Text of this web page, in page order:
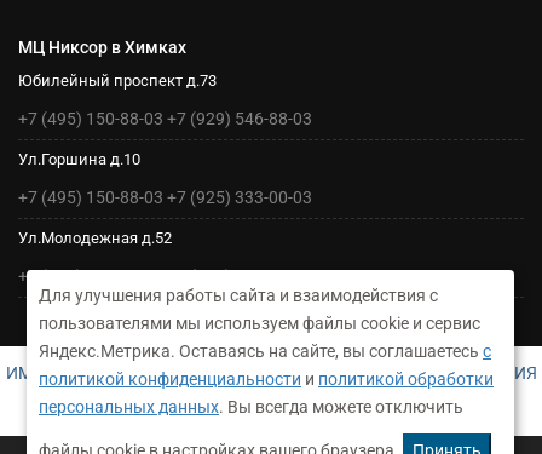
Для улучшения работы сайта и взаимодействия с
пользователями мы используем файлы cookie и сервис
Яндекс.Метрика. Оставаясь на сайте, вы соглашаетесьс
политикой конфиденциальности и политикой обработки
персональных данных. Вы всегда можете отключить
МЦ Никсор в Химках
Юбилейный проспект д.73
+7 (495) 150-88-03 +7 (929) 546-88-03
Ул.Горшина д.10
+7 (495) 150-88-03 +7 (925) 333-00-03
Ул.Молодежная д.52
+7 (495) 150-88-03+7 (925) 333-00-03
ИМЕЮТСЯ ПРОТИВОПОКАЗАНИЯ. НЕОБХОДИМА КОНСУЛЬТАЦИЯ
СПЕЦИАЛИСТА
ДЛЯ УТОЧНЕНИЯ ИНФОРМАЦИИ СВЯЖИТЕСЬ С АДМИНИСТРАТОРОМ НАШЕГО МЕДЦЕНТРА